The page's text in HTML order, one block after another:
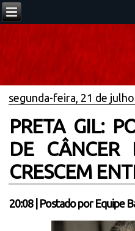
segunda-feira, 21 de
PRETA GIL:
DE CÂNCER
CRESCEM
20:08| Postado por Equipe